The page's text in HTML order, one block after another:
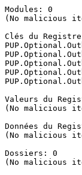
Modules: 0
(No malicious
Clés du
Valeurs du
(No malicious
Données du
(No malicious
Dossiers: 0
(No malicious